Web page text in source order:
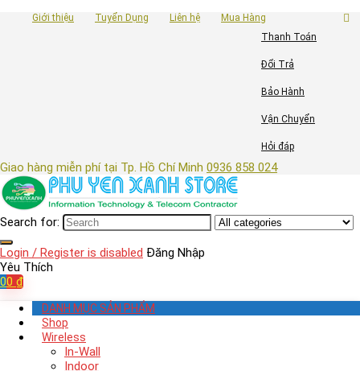
Giới thiệu Tuyển Dụng Liên hệ
Mua Hàng
Thanh Toán
Đổi Trả
Bảo Hành
Vận Chuyển
Hỏi đáp
Giao hàng miễn phí tại Tp. Hồ Chí Minh 0936 858 024
Search for:
Login / Register is disabled Đăng Nhập
Yêu Thích
00 ₫
DANH MỤC SẢN PHẨM
Shop
Wireless
In-Wall
Indoor